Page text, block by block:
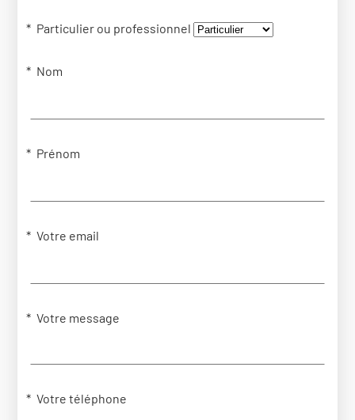
Particulier ou professionnel
Nom
Prénom
Votre email
Votre message
Votre téléphone